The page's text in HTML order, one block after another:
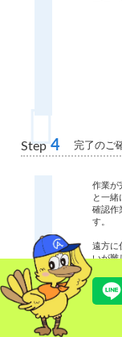
Step 4 完了のご
作業が
と一緒
確認作
す。
遠方に
いが難
す。